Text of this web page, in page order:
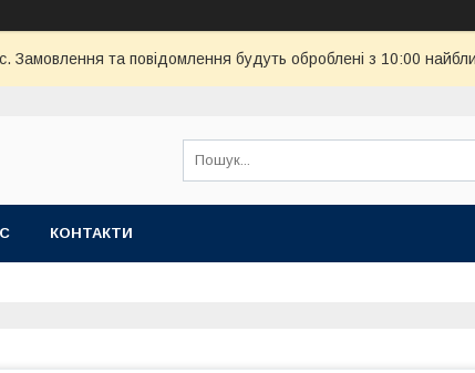
Замовлення та повідомлення будуть оброблені з 10:00
КОНТАКТИ